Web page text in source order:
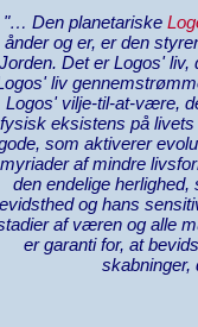
"… Den planetariske
ånder og er, er den
Jorden. Det er Logos' liv,
liv
Logos' vilje-til-at-være,
fysisk eksistens på
som aktiverer
myriader af mindre
den endelige
og hans
af væren og alle
er garanti for, at
skabninger,